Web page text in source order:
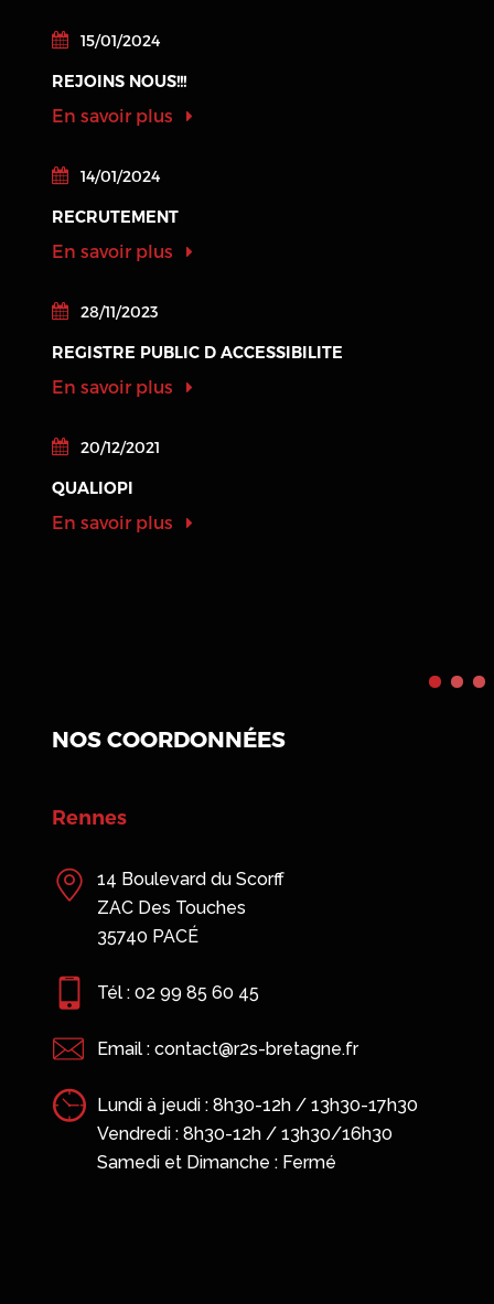
15/01/2024
REJOINS NOUS!!!
En savoir plus
14/01/2024
RECRUTEMENT
En savoir plus
28/11/2023
REGISTRE PUBLIC D ACCESSIBILITE
En savoir plus
20/12/2021
QUALIOPI
En savoir plus
NOS COORDONNÉES
13 B rue Claude Bernard
35400 SAINT-MALO
Tél : 02 23 18 56 89
Email : contact@r2s-bretagne.fr
Lundi à jeudi : 8h30-12h / 13h30-17h30
Vendredi : 8h30-12h / 13h30/16h30
Samedi et Dimanche : Fermé